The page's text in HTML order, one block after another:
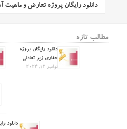
دانلود رایگان پروژه تعارض و ماهیت
مطالب تازه
دانلود رایگان پروژه
حفاری زیر تعادلی
نوامبر 12, 2024
دانلود